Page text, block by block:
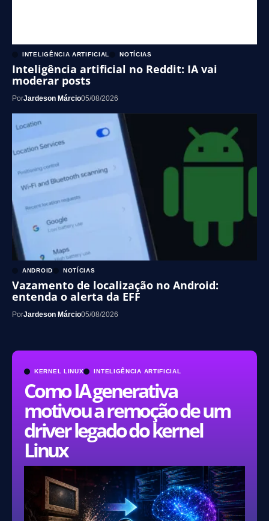
KERNEL LINUX INTELIGÊNCIA ARTIFICIAL
Como IA generativa
motivou a remoção de um
driver legado do kernel
Linux
INTELIGÊNCIA ARTIFICIAL NOTÍCIAS
Inteligência artificial no Reddit: IA vai
moderar posts
PorJardeson Márcio05/08/2026
ANDROID NOTÍCIAS
Vazamento de localização no Android:
entenda o alerta da EFF
PorJardeson Márcio05/08/2026